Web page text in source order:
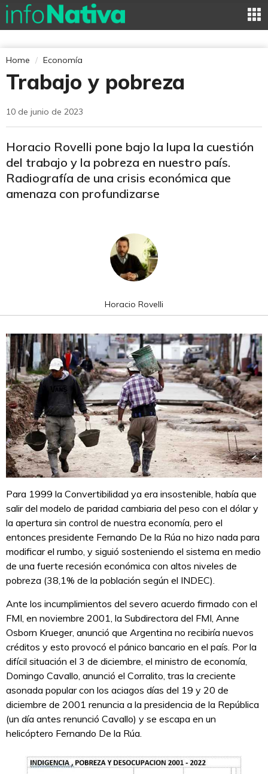
Home Economía
Trabajo y pobreza
10 de junio de 2023
Horacio Rovelli pone bajo la lupa la cuestión
del trabajo y la pobreza en nuestro país.
Radiografía de una crisis económica que
amenaza con profundizarse
Horacio Rovelli
Para 1999 la Convertibilidad ya era insostenible, había que
salir del modelo de paridad cambiaria del peso con el dólar y
la apertura sin control de nuestra economía, pero el
entonces presidente Fernando De la Rúa no hizo nada para
modificar el rumbo, y siguió sosteniendo el sistema en medio
de una fuerte recesión económica con altos niveles de
pobreza (38,1% de la población según el INDEC).
Ante los incumplimientos del severo acuerdo firmado con el
FMI, en noviembre 2001, la Subdirectora del FMI, Anne
Osborn Krueger, anunció que Argentina no recibiría nuevos
créditos y esto provocó el pánico bancario en el país. Por la
difícil situación el 3 de diciembre, el ministro de economía,
Domingo Cavallo, anunció el Corralito, tras la creciente
asonada popular con los aciagos días del 19 y 20 de
diciembre de 2001 renuncia a la presidencia de la República
(un día antes renunció Cavallo) y se escapa en un
helicóptero Fernando De la Rúa.